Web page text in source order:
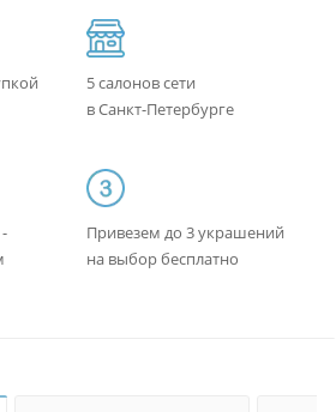
5 салонов сети
в Санкт-Петербурге
Привезем до 3 украшений
на выбор бесплатно